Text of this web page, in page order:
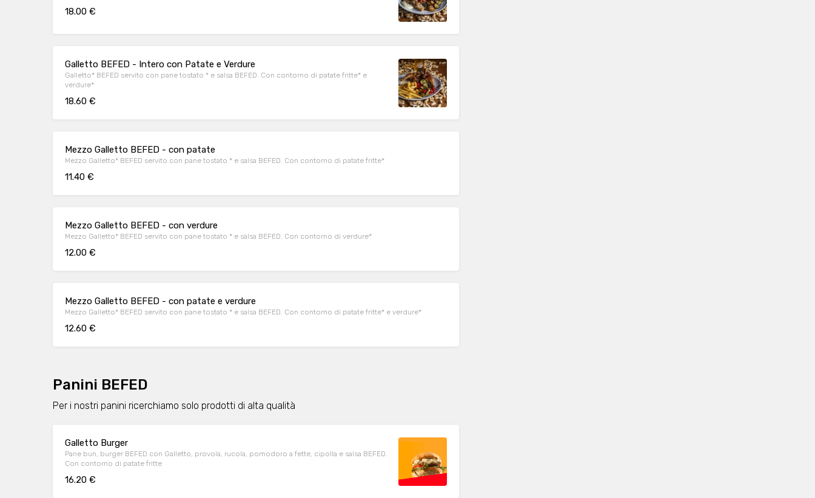
18.00 €
Galletto BEFED - Intero con Patate e Verdure
Galletto* BEFED servito con pane tostato * e salsa BEFED. Con contorno di patate fritte* e
verdure*
18.60 €
Mezzo Galletto BEFED - con patate
Mezzo Galletto* BEFED servito con pane tostato * e salsa BEFED. Con contorno di patate fritte*
11.40 €
Mezzo Galletto BEFED - con verdure
Mezzo Galletto* BEFED servito con pane tostato * e salsa BEFED. Con contorno di verdure*
12.00 €
Mezzo Galletto BEFED - con patate e verdure
Mezzo Galletto* BEFED servito con pane tostato * e salsa BEFED. Con contorno di patate fritte* e verdure*
12.60 €
Panini BEFED
Per i nostri panini ricerchiamo solo prodotti di alta qualità
Galletto Burger
Pane bun, burger BEFED con Galletto, provola, rucola, pomodoro a fette, cipolla e salsa BEFED.
Con contorno di patate fritte
16.20 €